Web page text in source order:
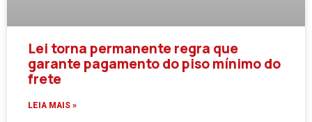
Lei torna permanente regra que
garante pagamento do piso mínimo do
frete
LEIA MAIS »